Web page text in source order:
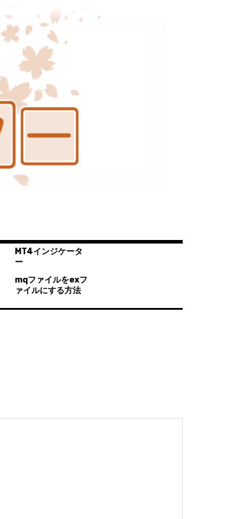
MT4インジケータ
ー
mqファイルをexフ
ァイルにする方法